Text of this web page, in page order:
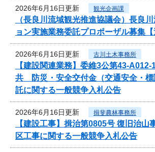
2026年6月16日更新 観光企画課
（長良川流域観光推進協議会）長良
ョン実施業務委託プロポーザル募集【
2026年6月16日更新 古川土木事務所
【建設関連業務】委維3公第43-
共 防災・安全交付金（交通安全・標
託に関する一般競争入札公告
2026年6月16日更新 揖斐農林事務所
【建設工事】揖治第0805号 復旧治山
区工事に関する一般競争入札公告